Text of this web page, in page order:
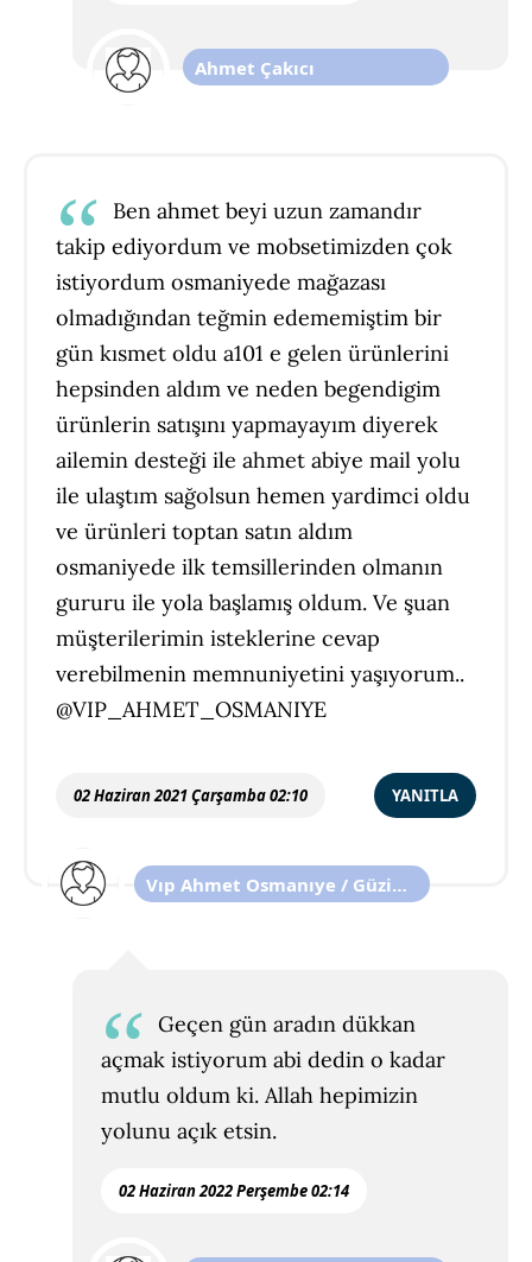
Ahmet Çakıcı
Ben ahmet beyi uzun zamandır
takip ediyordum ve mobsetimizden çok
istiyordum osmaniyede mağazası
olmadığından teğmin edememiştim bir
gün kısmet oldu a101 e gelen ürünlerini
hepsinden aldım ve neden begendigim
ürünlerin satışını yapmayayım diyerek
ailemin desteği ile ahmet abiye mail yolu
ile ulaştım sağolsun hemen yardimci oldu
ve ürünleri toptan satın aldım
osmaniyede ilk temsillerinden olmanın
gururu ile yola başlamış oldum. Ve şuan
müşterilerimin isteklerine cevap
verebilmenin memnuniyetini yaşıyorum..
@VIP_AHMET_OSMANIYE
YANITLA
02 Haziran 2021 Çarşamba 02:10
Vıp Ahmet Osmanıye / Güzin
Duman
Geçen gün aradın dükkan
açmak istiyorum abi dedin o kadar
mutlu oldum ki. Allah hepimizin
yolunu açık etsin.
02 Haziran 2022 Perşembe 02:14